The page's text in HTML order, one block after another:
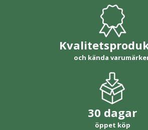
och kända
30 dagar
öppet köp